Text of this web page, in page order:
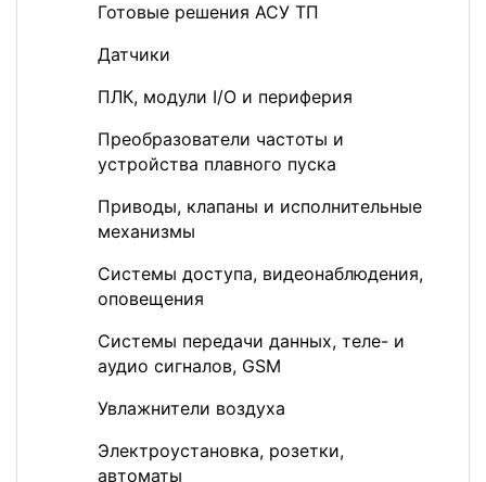
Готовые решения АСУ ТП
Датчики
ПЛК, модули I/O и периферия
Преобразователи частоты и
устройства плавного пуска
Приводы, клапаны и исполнительные
механизмы
Системы доступа, видеонаблюдения,
оповещения
Системы передачи данных, теле- и
аудио сигналов, GSM
Увлажнители воздуха
Электроустановка, розетки,
автоматы